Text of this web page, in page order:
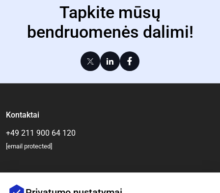
Tapkite mūsų
bendruomenės dalimi!
Kontaktai
+49 211 900 64 120
[email protected]